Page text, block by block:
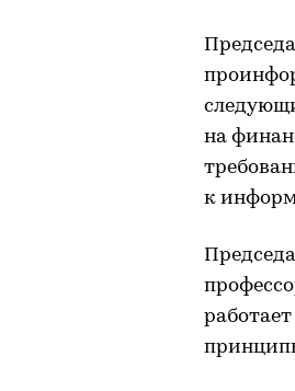
на
к